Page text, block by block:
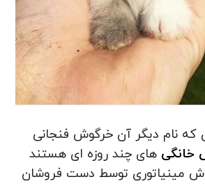
که نام دیگر آن خرگوش فنجانی
خانگی های چند روزه ای هستند
مینیاتوری توسط دست فروشان